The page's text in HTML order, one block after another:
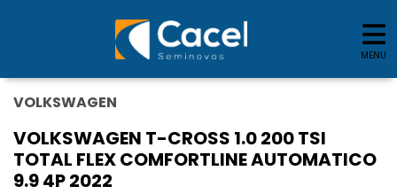
MENU
VOLKSWAGEN
VOLKSWAGEN T-CROSS 1.0 200 TSI
TOTAL FLEX COMFORTLINE AUTOMATICO
9.9 4P 2022